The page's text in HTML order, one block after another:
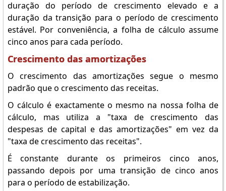
duração do período de crescimento elevado e a
duração da transição para o período de crescimento
estável. Por conveniência, a folha de cálculo assume
cinco anos para cada período.
Crescimento das amortizações
O crescimento das amortizações segue o mesmo
padrão que o crescimento das receitas.
O cálculo é exactamente o mesmo na nossa folha de
cálculo, mas utiliza a "taxa de crescimento das
despesas de capital e das amortizações" em vez da
"taxa de crescimento das receitas".
É constante durante os primeiros cinco anos,
passando depois por uma transição de cinco anos
para o período de estabilização.